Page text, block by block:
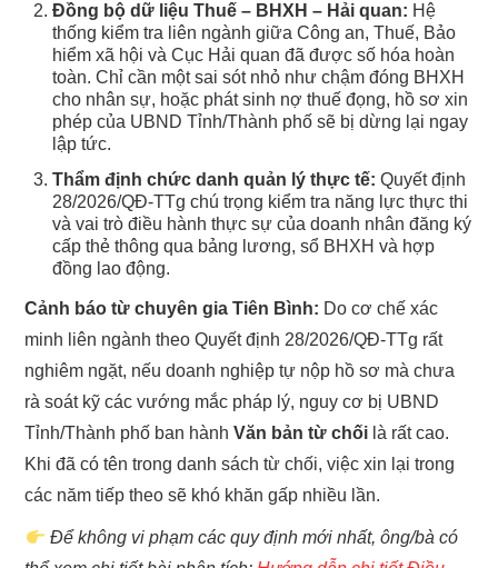
Đồng bộ dữ liệu Thuế – BHXH – Hải quan: Hệ
thống kiểm tra liên ngành giữa Công an, Thuế, Bảo
hiểm xã hội và Cục Hải quan đã được số hóa hoàn
toàn. Chỉ cần một sai sót nhỏ như chậm đóng BHXH
cho nhân sự, hoặc phát sinh nợ thuế đọng, hồ sơ xin
phép của UBND Tỉnh/Thành phố sẽ bị dừng lại ngay
lập tức.
Thẩm định chức danh quản lý thực tế: Quyết định
28/2026/QĐ-TTg chú trọng kiểm tra năng lực thực thi
và vai trò điều hành thực sự của doanh nhân đăng ký
cấp thẻ thông qua bảng lương, sổ BHXH và hợp
đồng lao động.
Cảnh báo từ chuyên gia Tiên Bình: Do cơ chế xác
minh liên ngành theo Quyết định 28/2026/QĐ-TTg rất
nghiêm ngặt, nếu doanh nghiệp tự nộp hồ sơ mà chưa
rà soát kỹ các vướng mắc pháp lý, nguy cơ bị UBND
Tỉnh/Thành phố ban hànhVăn bản từ chối là rất cao.
Khi đã có tên trong danh sách từ chối, việc xin lại trong
các năm tiếp theo sẽ khó khăn gấp nhiều lần.
Để không vi phạm các quy định mới nhất, ông/bà có